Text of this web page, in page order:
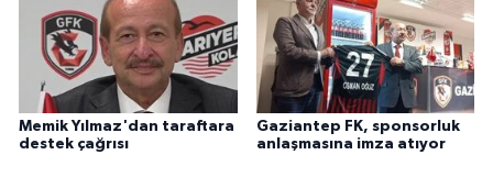
Memik Yılmaz'dan taraftara
destek çağrısı
Gaziantep FK, sponsorluk
anlaşmasına imza atıyor